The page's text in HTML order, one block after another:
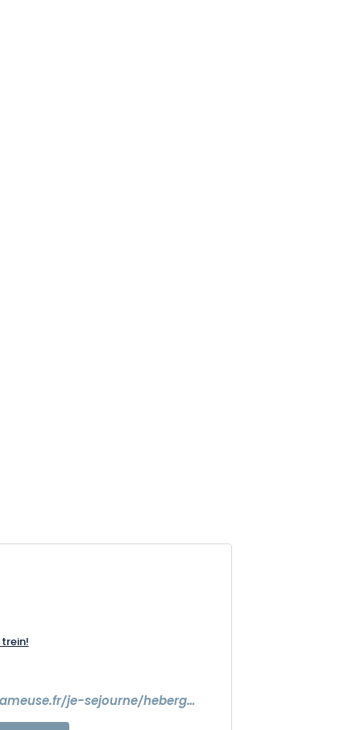
https://www.lameuse.fr/je-sejourne/hebergements-meuse/location-de-vacances/p/gite-de-belleray-belleray